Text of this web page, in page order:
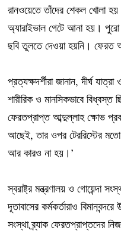
রানওয়েতে তাঁদের শেকল খোলা
অ্যারাইভাল গেটে আনা হয়। পুরো
ছবি তুলতে দেওয়া হয়নি। ফেরত
প্রত্যক্ষদর্শীরা জানান, দীর্ঘ
শারীরিক ও মানসিকভাবে
ফেরতপ্রাপ্ত আব্দুল্লাহ ক্ষোভ
আছেই, তার ওপর টেররিস্টের
আর কারও না হয়।’
স্বরাষ্ট্র মন্ত্রণালয় ও গোয়েন্দা
দূতাবাসের কর্মকর্তারাও
সংস্থা ব্র্যাক ফেরতপ্রাপ্তদের